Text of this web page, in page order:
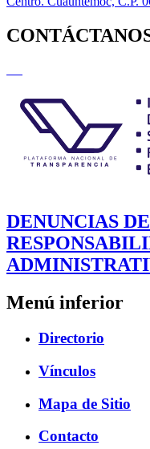
DENUNCIAS DE
Menú inferior
Directorio
Vínculos
Mapa de Sitio
Contacto